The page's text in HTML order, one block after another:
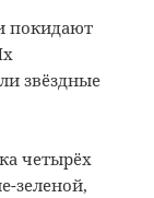
покидают
звёздные
четырёх
зеленой,